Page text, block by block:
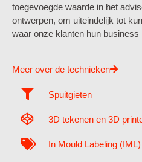
toegevoegde waarde in het
ontwerpen, om uiteindelijk tot
waar onze klanten hun business
Meer over de technieken
Spuitgieten
3D tekenen en 3D
In Mould Labeling (IML)